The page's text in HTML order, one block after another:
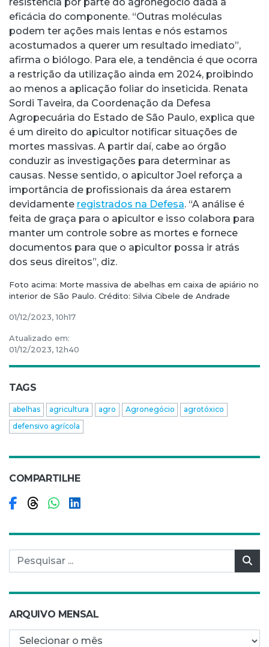
eficácia do componente. “Outras moléculas
podem ter ações mais lentas e nós estamos
acostumados a querer um resultado imediato”,
afirma o biólogo. Para ele, a tendência é que ocorra
a restrição da utilização ainda em 2024, proibindo
ao menos a aplicação foliar do inseticida. Renata
Sordi Taveira, da Coordenação da Defesa
Agropecuária do Estado de São Paulo, explica que
é um direito do apicultor notificar situações de
mortes massivas. A partir daí, cabe ao órgão
conduzir as investigações para determinar as
causas. Nesse sentido, o apicultor Joel reforça a
importância de profissionais da área estarem
devidamente registrados na Defesa. “A análise é
feita de graça para o apicultor e isso colabora para
manter um controle sobre as mortes e fornece
documentos para que o apicultor possa ir atrás
dos seus direitos”, diz.
Foto acima: Morte massiva de abelhas em caixa de apiário no
interior de São Paulo. Crédito: Silvia Cibele de Andrade
01/12/2023, 10h17
Atualizado em:
01/12/2023, 12h40
TAGS
abelhas agricultura agro Agronegócio
agrotóxico
defensivo agrícola
COMPARTILHE
Compartilhar no Facebook
Compartilhar no Threads
Compartilhar no WhatsApp
Compartilhar no LinkedIn
Pesquisar por:
ARQUIVO MENSAL
Arquivo mensal